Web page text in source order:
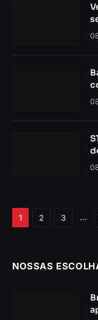
1 2 3 …
NOSSAS